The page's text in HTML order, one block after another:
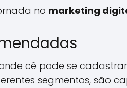
no marketing
cê pode se
segmentos, são